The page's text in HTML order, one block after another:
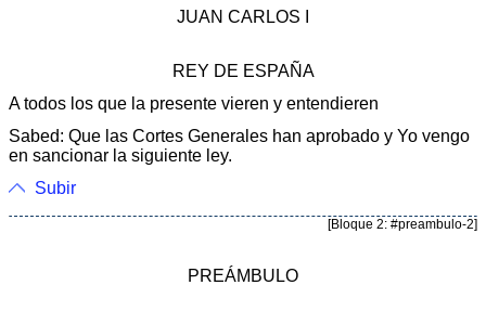
JUAN CARLOS I
REY DE ESPAÑA
A todos los que la presente vieren y entendieren
Sabed: Que las Cortes Generales han aprobado y Yo vengo
en sancionar la siguiente ley.
Subir
[Bloque 2: #preambulo-2]
PREÁMBULO